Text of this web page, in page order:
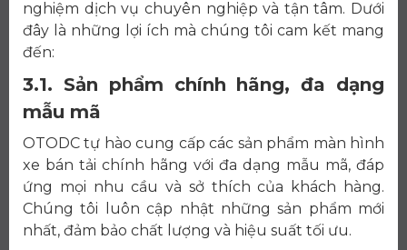
nghiệm dịch vụ chuyên nghiệp và tận tâm. Dưới
đây là những lợi ích mà chúng tôi cam kết mang
đến:
3.1. Sản phẩm chính hãng, đa dạng
mẫu mã
OTODC tự hào cung cấp các sản phẩm màn hình
xe bán tải chính hãng với đa dạng mẫu mã, đáp
ứng mọi nhu cầu và sở thích của khách hàng.
Chúng tôi luôn cập nhật những sản phẩm mới
nhất, đảm bảo chất lượng và hiệu suất tối ưu.